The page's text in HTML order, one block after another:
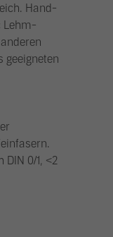
Hand-
Lehm-
geeigneten
0/1, <2